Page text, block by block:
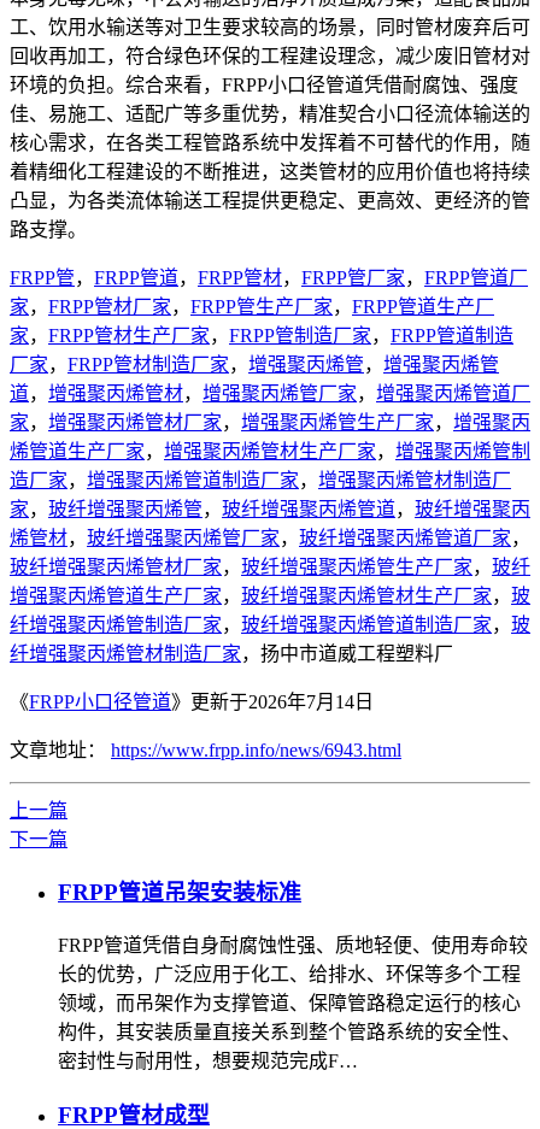
工、饮用水输送等对卫生要求较高的场景，同时管材废弃后可
回收再加工，符合绿色环保的工程建设理念，减少废旧管材对
环境的负担。综合来看，FRPP小口径管道凭借耐腐蚀、强度
佳、易施工、适配广等多重优势，精准契合小口径流体输送的
核心需求，在各类工程管路系统中发挥着不可替代的作用，随
着精细化工程建设的不断推进，这类管材的应用价值也将持续
凸显，为各类流体输送工程提供更稳定、更高效、更经济的管
路支撑。
FRPP管， FRPP管道， FRPP管材， FRPP管厂家， FRPP管道厂
家， FRPP管材厂家， FRPP管生产厂家， FRPP管道生产厂
家， FRPP管材生产厂家， FRPP管制造厂家， FRPP管道制造
厂家， FRPP管材制造厂家， 增强聚丙烯管， 增强聚丙烯管
道， 增强聚丙烯管材， 增强聚丙烯管厂家， 增强聚丙烯管道厂
家， 增强聚丙烯管材厂家， 增强聚丙烯管生产厂家， 增强聚丙
烯管道生产厂家， 增强聚丙烯管材生产厂家， 增强聚丙烯管制
造厂家， 增强聚丙烯管道制造厂家， 增强聚丙烯管材制造厂
家， 玻纤增强聚丙烯管， 玻纤增强聚丙烯管道， 玻纤增强聚丙
烯管材， 玻纤增强聚丙烯管厂家， 玻纤增强聚丙烯管道厂家，
玻纤增强聚丙烯管材厂家， 玻纤增强聚丙烯管生产厂家， 玻纤
增强聚丙烯管道生产厂家， 玻纤增强聚丙烯管材生产厂家， 玻
纤增强聚丙烯管制造厂家， 玻纤增强聚丙烯管道制造厂家， 玻
纤增强聚丙烯管材制造厂家，扬中市道威工程塑料厂
《FRPP小口径管道》更新于2026年7月14日
文章地址： https://www.frpp.info/news/6943.html
上一篇
下一篇
FRPP管道吊架安装标准
FRPP管道凭借自身耐腐蚀性强、质地轻便、使用寿命较
长的优势，广泛应用于化工、给排水、环保等多个工程
领域，而吊架作为支撑管道、保障管路稳定运行的核心
构件，其安装质量直接关系到整个管路系统的安全性、
密封性与耐用性，想要规范完成F…
FRPP管材成型